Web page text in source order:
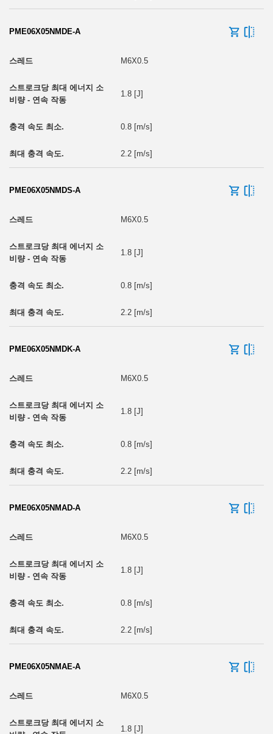
PME06X05NMDE-A
M6X0.5
1.8 [J]
0.8 [m/s]
2.2 [m/s]
PME06X05NMDS-A
M6X0.5
1.8 [J]
0.8 [m/s]
2.2 [m/s]
PME06X05NMDK-A
M6X0.5
1.8 [J]
0.8 [m/s]
2.2 [m/s]
PME06X05NMAD-A
M6X0.5
1.8 [J]
0.8 [m/s]
2.2 [m/s]
PME06X05NMAE-A
M6X0.5
1.8 [J]